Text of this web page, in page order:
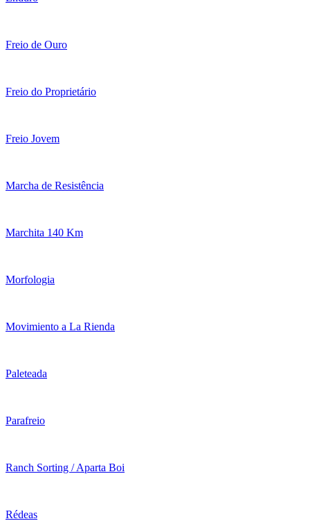
Freio de Ouro
Freio do Proprietário
Freio Jovem
Marcha de Resistência
Marchita 140 Km
Morfologia
Movimiento a La Rienda
Paleteada
Parafreio
Ranch Sorting / Aparta Boi
Rédeas